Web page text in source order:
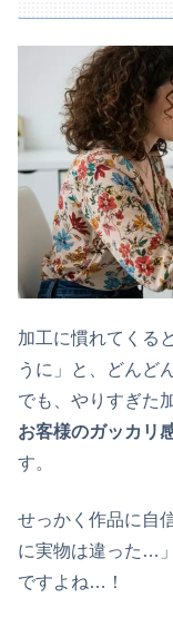
加工に慣れてくる
うに」と、どんど
でも、やりすぎた
お客様のガッカリ
す。
せっかく作品に自
に実物は違った…
ですよね…！